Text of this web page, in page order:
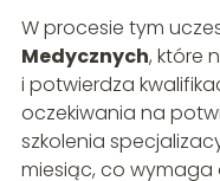
W procesie tym
Medycznych, które
i potwierdza
oczekiwania na
szkolenia
miesiąc, co